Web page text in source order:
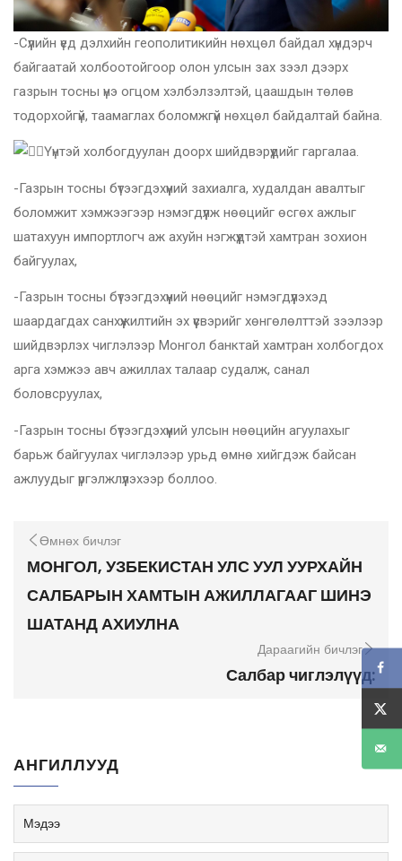
-Сүүлийн үед дэлхийн геополитикийн нөхцөл байдал хүндэрч
байгаатай холбоотойгоор олон улсын зах зээл дээрх
газрын тосны үнэ огцом хэлбэлзэлтэй, цаашдын төлөв
тодорхойгүй, таамаглах боломжгүй нөхцөл байдалтай байна.
Үүнтэй холбогдуулан доорх шийдвэрүүдийг гаргалаа.
-Газрын тосны бүтээгдэхүүний захиалга, худалдан авалтыг
боломжит хэмжээгээр нэмэгдүүлж нөөцийг өсгөх ажлыг
шатахуун импортлогч аж ахуйн нэгжүүдтэй хамтран зохион
байгуулах,
-Газрын тосны бүтээгдэхүүний нөөцийг нэмэгдүүлэхэд
шаардагдах санхүүжилтийн эх үүсвэрийг хөнгөлөлттэй зээлээр
шийдвэрлэх чиглэлээр Монгол банктай хамтран холбогдох
арга хэмжээ авч ажиллах талаар судалж, санал
боловсруулах,
-Газрын тосны бүтээгдэхүүний улсын нөөцийн агуулахыг
барьж байгуулах чиглэлээр урьд өмнө хийгдэж байсан
ажлуудыг үргэлжлүүлэхээр боллоо.
Өмнөх бичлэг
МОНГОЛ, УЗБЕКИСТАН УЛС УУЛ УУРХАЙН
САЛБАРЫН ХАМТЫН АЖИЛЛАГААГ ШИНЭ
ШАТАНД АХИУЛНА
Дараагийн бичлэг
Салбар чиглэлүүд:
АНГИЛЛУУД
Мэдээ